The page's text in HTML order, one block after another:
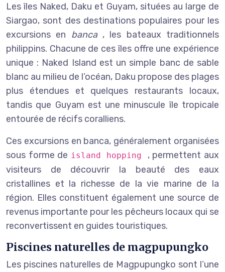
Les îles Naked, Daku et Guyam, situées au large de
Siargao, sont des destinations populaires pour les
excursions en banca , les bateaux traditionnels
philippins. Chacune de ces îles offre une expérience
unique : Naked Island est un simple banc de sable
blanc au milieu de l’océan, Daku propose des plages
plus étendues et quelques restaurants locaux,
tandis que Guyam est une minuscule île tropicale
entourée de récifs coralliens.
Ces excursions en banca, généralement organisées
sous forme de island hopping , permettent aux
visiteurs de découvrir la beauté des eaux
cristallines et la richesse de la vie marine de la
région. Elles constituent également une source de
revenus importante pour les pêcheurs locaux qui se
reconvertissent en guides touristiques.
Piscines naturelles de magpupungko
Les piscines naturelles de Magpupungko sont l’une